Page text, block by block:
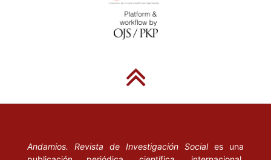
Andamios. Revista de Investigación Social es una